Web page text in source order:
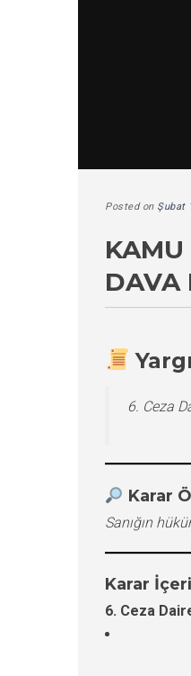
Posted on Şubat
DAVA
6. Ceza
Karar
Sanığın
Karar
6. Ceza